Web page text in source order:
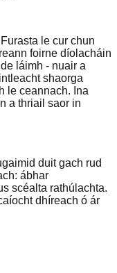
Furasta le cur chun
foirne díolacháin
láimh - nuair a
shaorga
le ceannach. Ina
a thriail saor in
duit gach rud
ábhar
scéalta rathúlachta.
dhíreach ó ár